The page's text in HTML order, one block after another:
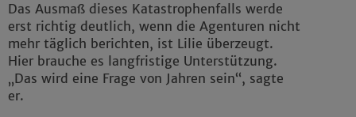
Das Ausmaß dieses Katastrophenfalls werde
erst richtig deutlich, wenn die Agenturen nicht
mehr täglich berichten, ist Lilie überzeugt.
Hier brauche es langfristige Unterstützung.
„Das wird eine Frage von Jahren sein“, sagte
er.